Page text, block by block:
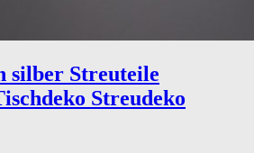
silber Streuteile
Streudeko